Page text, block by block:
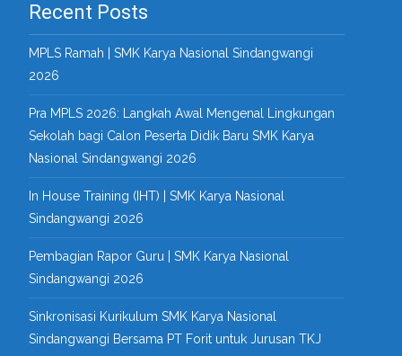
Recent Posts
MPLS Ramah | SMK Karya Nasional Sindangwangi
2026
Pra MPLS 2026: Langkah Awal Mengenal Lingkungan
Sekolah bagi Calon Peserta Didik Baru SMK Karya
Nasional Sindangwangi 2026
In House Training (IHT) | SMK Karya Nasional
Sindangwangi 2026
Pembagian Rapor Guru | SMK Karya Nasional
Sindangwangi 2026
Sinkronisasi Kurikulum SMK Karya Nasional
Sindangwangi Bersama PT Forit untuk Jurusan TKJ